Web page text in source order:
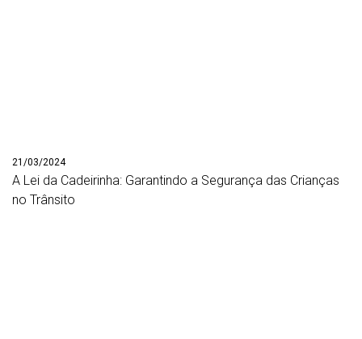
21/03/2024
A Lei da Cadeirinha: Garantindo a Segurança das Crianças
no Trânsito